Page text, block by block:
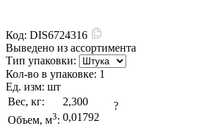
Код: DIS6724316
Выведено из ассортимента
Тип упаковки:
Кол-во в упаковке: 1
Ед. изм: шт
Вес, кг:
2,300
Объем, м3: 0,01792
?